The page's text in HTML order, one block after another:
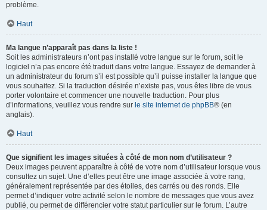
problème.
Haut
Ma langue n’apparaît pas dans la liste !
Soit les administrateurs n’ont pas installé votre langue sur le forum, soit le
logiciel n’a pas encore été traduit dans votre langue. Essayez de demander à
un administrateur du forum s’il est possible qu’il puisse installer la langue que
vous souhaitez. Si la traduction désirée n’existe pas, vous êtes libre de vous
porter volontaire et commencer une nouvelle traduction. Pour plus
d’informations, veuillez vous rendre sur le site internet de phpBB® (en
anglais).
Haut
Que signifient les images situées à côté de mon nom d’utilisateur ?
Deux images peuvent apparaître à côté de votre nom d’utilisateur lorsque vous
consultez un sujet. Une d’elles peut être une image associée à votre rang,
généralement représentée par des étoiles, des carrés ou des ronds. Elle
permet d’indiquer votre activité selon le nombre de messages que vous avez
publié, ou permet de différencier votre statut particulier sur le forum. L’autre